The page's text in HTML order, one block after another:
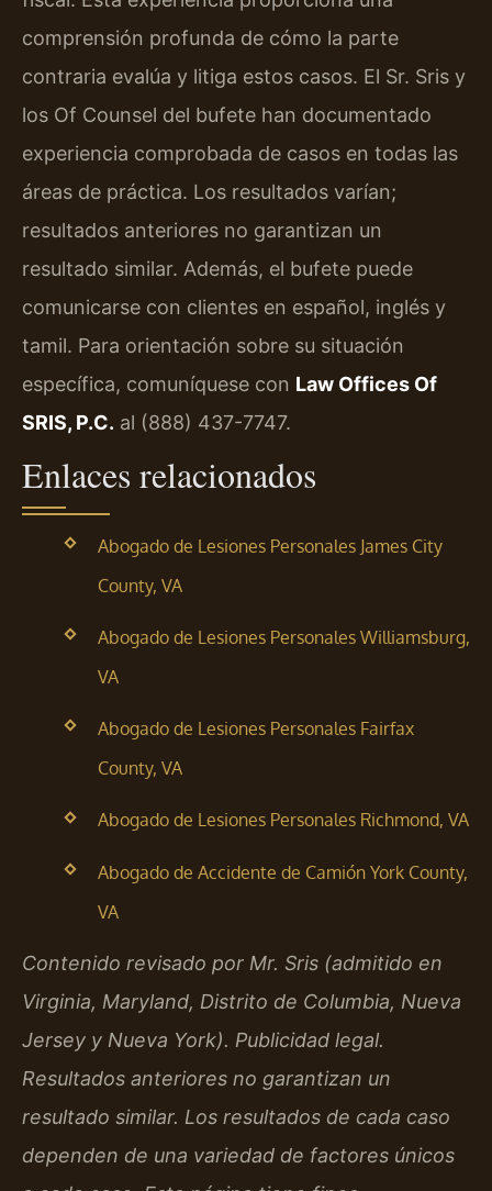
comprensión profunda de cómo la parte
contraria evalúa y litiga estos casos. El Sr. Sris y
los Of Counsel del bufete han documentado
experiencia comprobada de casos en todas las
áreas de práctica. Los resultados varían;
resultados anteriores no garantizan un
resultado similar. Además, el bufete puede
comunicarse con clientes en español, inglés y
tamil. Para orientación sobre su situación
específica, comuníquese con Law Offices Of
SRIS, P.C. al (888) 437-7747.
Enlaces relacionados
Abogado de Lesiones Personales James City
County, VA
Abogado de Lesiones Personales Williamsburg,
VA
Abogado de Lesiones Personales Fairfax
County, VA
Abogado de Lesiones Personales Richmond, VA
Abogado de Accidente de Camión York County,
VA
Contenido revisado por Mr. Sris (admitido en
Virginia, Maryland, Distrito de Columbia, Nueva
Jersey y Nueva York). Publicidad legal.
Resultados anteriores no garantizan un
resultado similar. Los resultados de cada caso
dependen de una variedad de factores únicos